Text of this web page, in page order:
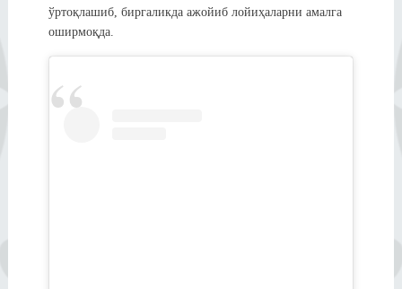
ўртоқлашиб, биргаликда ажойиб лойиҳаларни амалга
оширмоқда.